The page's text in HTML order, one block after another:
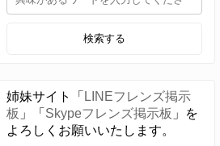
検索する
姉妹サイト「 LINEフレンズ掲示
板 」「 Skypeフレンズ掲示板 」を
よろしくお願いいたします。